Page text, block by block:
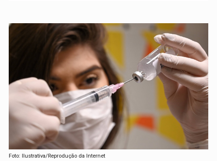
Foto: Ilustrativa/Reprodução da Internet